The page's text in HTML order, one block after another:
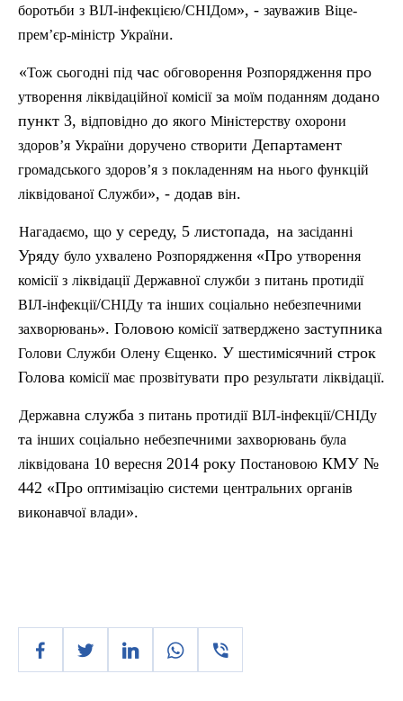
боротьби з ВІЛ-інфекцією/СНІДом», - зауважив Віце-
прем’єр-міністр України.
«Тож сьогодні під час обговорення Розпорядження про
утворення ліквідаційної комісіїза моїм поданням додано
пункт 3, відповідно до якого Міністерству охорони
здоров’я України доручено створити Департамент
громадського здоров’я з покладенням на нього функцій
ліквідованої Служби», - додав він.
Нагадаємо, що у середу, 5 листопада, на засіданні
Уряду було ухвалено Розпорядження «Про утворення
комісії з ліквідації Державної служби з питань протидії
ВІЛ-інфекції/СНІДу та інших соціально небезпечними
захворювань». Головою комісії затверджено заступника
Голови Служби Олену Єщенко. У шестимісячний строк
Голова комісії має прозвітувати про результати ліквідації.
Державна служба з питань протидії ВІЛ-інфекції/СНІДу
та інших соціально небезпечними захворювань була
ліквідована 10 вересня 2014 року Постановою КМУ №
442 «Про оптимізацію системи центральних органів
виконавчої влади».